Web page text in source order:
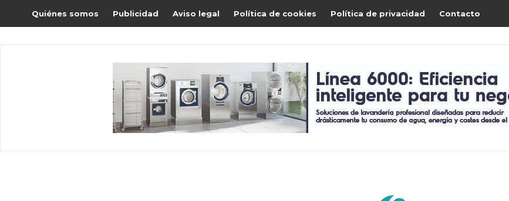
Quiénes somos Publicidad Aviso legal Política de cookies Política de privacidad Contacto